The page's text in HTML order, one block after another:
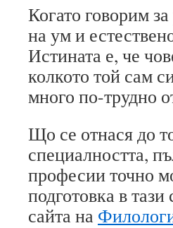
Когато говорим
на ум и
Истината е, че
колкото той сам
много по-трудно
Що се отнася до
специалността,
професии точно
подготовка в
сайта на